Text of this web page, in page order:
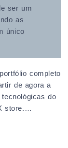
ser um
as
único
completo
de agora a
do
store.…